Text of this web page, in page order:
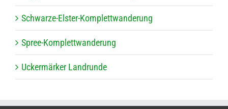
Schwarze-Els­ter-Kom­plett­wan­de­rung
Spree-Kom­plett­wan­de­rung
Ucker­mär­ker Landrunde